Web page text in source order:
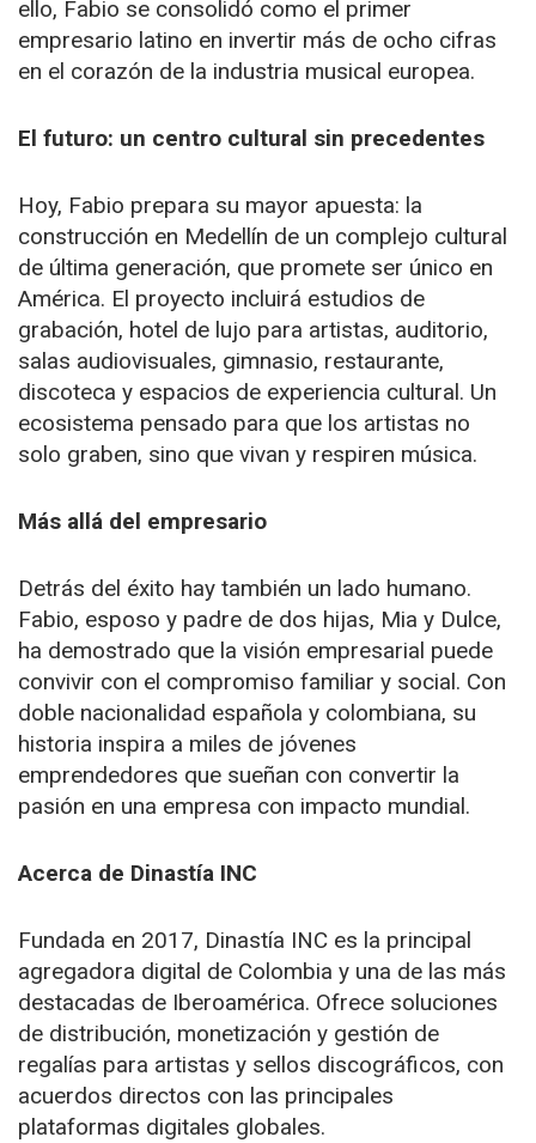
ello, Fabio se consolidó como el primer
empresario latino en invertir más de ocho cifras
en el corazón de la industria musical europea.
El futuro: un centro cultural sin precedentes
Hoy, Fabio prepara su mayor apuesta: la
construcción en Medellín de un complejo cultural
de última generación, que promete ser único en
América. El proyecto incluirá estudios de
grabación, hotel de lujo para artistas, auditorio,
salas audiovisuales, gimnasio, restaurante,
discoteca y espacios de experiencia cultural. Un
ecosistema pensado para que los artistas no
solo graben, sino que vivan y respiren música.
Más allá del empresario
Detrás del éxito hay también un lado humano.
Fabio, esposo y padre de dos hijas, Mia y Dulce,
ha demostrado que la visión empresarial puede
convivir con el compromiso familiar y social. Con
doble nacionalidad española y colombiana, su
historia inspira a miles de jóvenes
emprendedores que sueñan con convertir la
pasión en una empresa con impacto mundial.
Acerca de Dinastía INC
Fundada en 2017, Dinastía INC es la principal
agregadora digital de Colombia y una de las más
destacadas de Iberoamérica. Ofrece soluciones
de distribución, monetización y gestión de
regalías para artistas y sellos discográficos, con
acuerdos directos con las principales
plataformas digitales globales.